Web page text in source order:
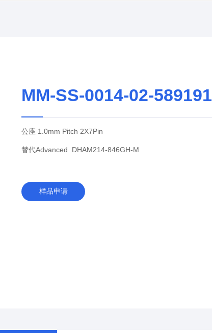
MM-SS-0014-02-589191
公座 1.0mm Pitch 2X7Pin
替代Advanced DHAM214-846GH-M
样品申请